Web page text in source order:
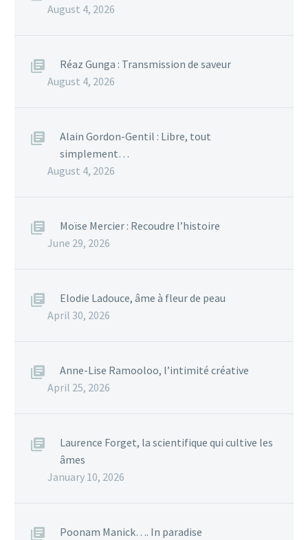
August 4, 2026
Réaz Gunga : Transmission de saveur
August 4, 2026
Alain Gordon-Gentil : Libre, tout
simplement…
August 4, 2026
Moïse Mercier : Recoudre l’histoire
June 29, 2026
Elodie Ladouce, âme à fleur de peau
April 30, 2026
Anne-Lise Ramooloo, l’intimité créative
April 25, 2026
Laurence Forget, la scientifique qui cultive les
âmes
January 10, 2026
Poonam Manick…. In paradise